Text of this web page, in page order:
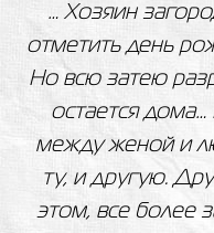
… Хозяин
отметить день
Но всю затею
остается
между женой и
ту, и другую.
этом, все более